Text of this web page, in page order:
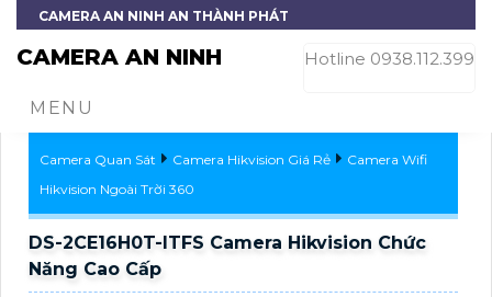
CAMERA AN NINH AN THÀNH PHÁT
CAMERA AN NINH Hotline 0938.112.399
MENU
Camera Quan Sát Camera Hikvision Giá Rẻ
Camera Wifi
Hikvision Ngoài Trời 360
DS-2CE16H0T-ITFS Camera Hikvision Chức
Năng Cao Cấp